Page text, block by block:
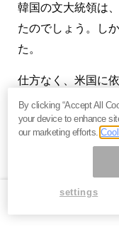
韓国の文大統領は
たのでしょう。し
た。
仕方なく、米国に
主化を進める方を
一方、米国の方は
By clicking “Accept All
your device to enhance
our marketing efforts.
settings